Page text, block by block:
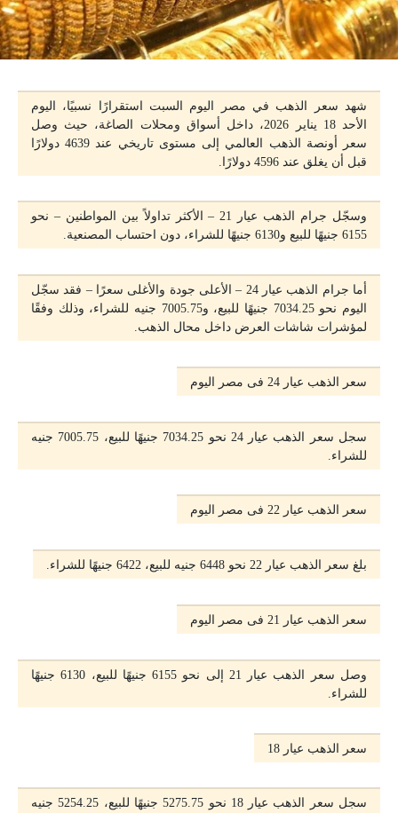
شهد سعر الذهب في مصر اليوم السبت استقرارًا نسبيًا، اليوم
الأحد 18 يناير 2026، داخل أسواق ومحلات الصاغة، حيث وصل
سعر أونصة الذهب العالمي إلى مستوى تاريخي عند 4639 دولارًا
قبل أن يغلق عند 4596 دولارًا.
وسجّل جرام الذهب عيار 21 – الأكثر تداولاً بين المواطنين – نحو
6155 جنيهًا للبيع و6130 جنيهًا للشراء، دون احتساب المصنعية.
أما جرام الذهب عيار 24 – الأعلى جودة والأغلى سعرًا – فقد سجّل
اليوم نحو 7034.25 جنيهًا للبيع، و7005.75 جنيه للشراء، وذلك وفقًا
لمؤشرات شاشات العرض داخل محال الذهب.
سعر الذهب عيار 24 فى مصر اليوم
سجل سعر الذهب عيار 24 نحو 7034.25 جنيهًا للبيع، 7005.75 جنيه
للشراء.
سعر الذهب عيار 22 فى مصر اليوم
بلغ سعر الذهب عيار 22 نحو 6448 جنيه للبيع، 6422 جنيهًا للشراء.
سعر الذهب عيار 21 فى مصر اليوم
وصل سعر الذهب عيار 21 إلى نحو 6155 جنيهًا للبيع، 6130 جنيهًا
للشراء.
سعر الذهب عيار 18
سجل سعر الذهب عيار 18 نحو 5275.75 جنيهًا للبيع، 5254.25 جنيه